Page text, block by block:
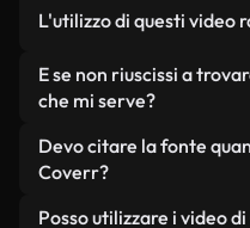
da filmati reali, girati
pianificazione, e da
dall'intelligenza
stai utilizzando.
L'utilizzo di questi video
Non se scegli le
Offriamo formati
mantengono alta la
tempi di caricamento
come LCP.
E se non riuscissi a
che mi serve?
Puoi crearne uno
Studio. Ti basta
in pochi secondi un
Devo citare la fonte
Coverr?
Non è richiesto alcun
Posso utilizzare i video